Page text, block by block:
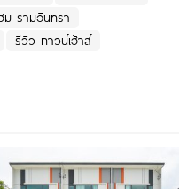
ม รามอินทรา
รีวิว ทาวน์เฮ้าส์